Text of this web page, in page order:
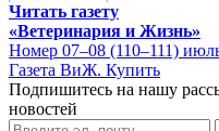
Читать газету
«Ветеринария и Жизнь»
Номер 07–08 (110–111)
Газета ВиЖ. Купить
Подпишитесь на нашу
новостей